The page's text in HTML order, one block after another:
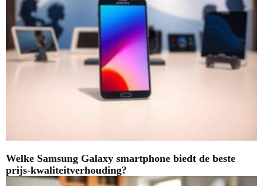
Welke Samsung Galaxy smartphone biedt de beste
prijs-kwaliteitverhouding?